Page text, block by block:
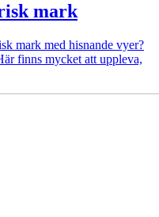
mark
mark med hisnande vyer?
finns mycket att uppleva,